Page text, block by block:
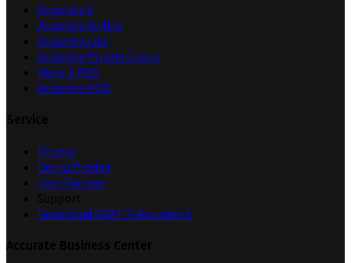
Accurate 5
Accurate Online
Accurate Lite
Accurate Private Cloud
Rene 2 POS
Accurate POS
Promo
Demo Produk
Join Partner
Download GRATIS Accurate 5